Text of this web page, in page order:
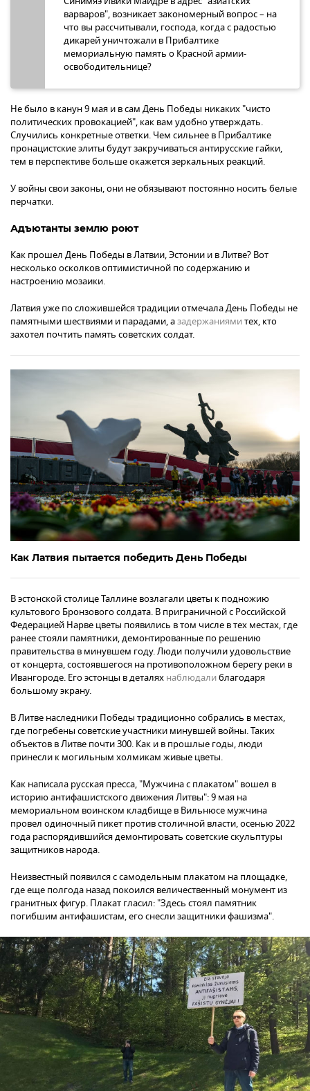
варваров", возникает закономерный вопрос – на
что вы рассчитывали, господа, когда с радостью
дикарей уничтожали в Прибалтике
мемориальную память о Красной армии-
освободительнице?
Не было в канун 9 мая и в сам День Победы никаких "чисто
политических провокацией", как вам удобно утверждать.
Случились конкретные ответки. Чем сильнее в Прибалтике
пронацистские элиты будут закручиваться антирусские гайки,
тем в перспективе больше окажется зеркальных реакций.
У войны свои законы, они не обязывают постоянно носить белые
перчатки.
Адъютанты землю роют
Как прошел День Победы в Латвии, Эстонии и в Литве? Вот
несколько осколков оптимистичной по содержанию и
настроению мозаики.
Латвия уже по сложившейся традиции отмечала День Победы не
памятными шествиями и парадами, азадержаниямитех, кто
захотел почтить память советских солдат.
Как Латвия пытается победить День Победы
В эстонской столице Таллине возлагали цветы к подножию
культового Бронзового солдата. В приграничной с Российской
Федерацией Нарве цветы появились в том числе в тех местах, где
ранее стояли памятники, демонтированные по решению
правительства в минувшем году. Люди получили удовольствие
от концерта, состоявшегося на противоположном берегу реки в
Ивангороде. Его эстонцы в деталях наблюдалиблагодаря
большому экрану.
В Литве наследники Победы традиционно собрались в местах,
где погребены советские участники минувшей войны. Таких
объектов в Литве почти 300. Как и в прошлые годы, люди
принесли к могильным холмикам живые цветы.
Как написала русская пресса, "Мужчина с плакатом" вошел в
историю антифашистского движения Литвы": 9 мая на
мемориальном воинском кладбище в Вильнюсе мужчина
провел одиночный пикет против столичной власти, осенью 2022
года распорядившийся демонтировать советские скульптуры
защитников народа.
Неизвестный появился с самодельным плакатом на площадке,
где еще полгода назад покоился величественный монумент из
гранитных фигур. Плакат гласил: "Здесь стоял памятник
погибшим антифашистам, его снесли защитники фашизма".